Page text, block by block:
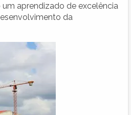
aprendizado de excelência
da